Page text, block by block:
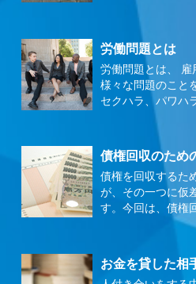
労働問題とは
労働問題とは、 雇
様々な問題のこと
セクハラ、パワハ
債権回収のため
債権を回収するた
が、その一つに仮
す。今回は、債権
お金を貸した相